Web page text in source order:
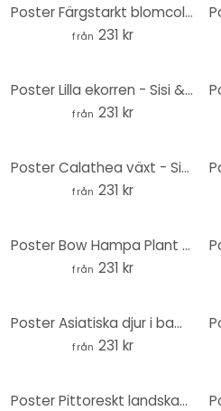
Poster Färgstarkt blomcollage - Frida Floral Studio - Rund
från 231 kr
Poster Lilla ekorren - Sisi & Seb - Rund
från 231 kr
Poster Calathea växt - Sisi & Seb - Rund
från 231 kr
Poster Bow Hampa Plant - Sisi & Seb - Rund
från 231 kr
Poster Asiatiska djur i bambuskogen - Kvilis - Rund
från 231 kr
Poster Pittoreskt landskap med kristallklar bergssjö - Hintersee - Rund